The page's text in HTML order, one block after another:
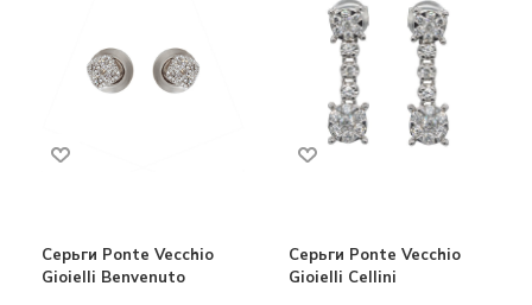
Серьги Ponte Vecchio
Gioielli Benvenuto
Серьги Ponte Vecchio
Gioielli Cellini